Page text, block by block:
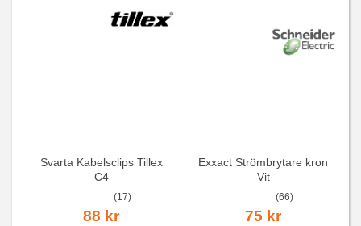
Svarta Kabelsclips Tillex
C4
(17)
88 kr
Exxact Strömbrytare kron
Vit
(66)
75 kr